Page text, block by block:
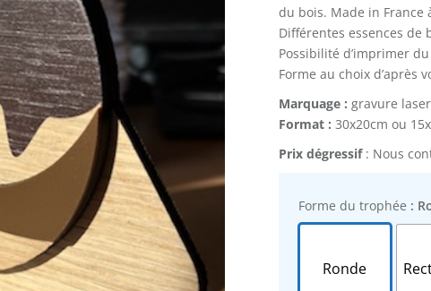
du bois. Made in France
Différentes essences de
Possibilité d’imprimer
Forme au choix d’après
Marquage : gravure
Format : 30x20cm ou
Prix dégressif: Nous
Forme du trophée :
Ronde